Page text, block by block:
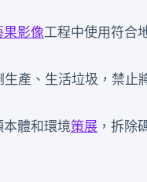
果影像工程中使用符合
生產、生活垃圾，禁止
體和環境策展 ，拆除